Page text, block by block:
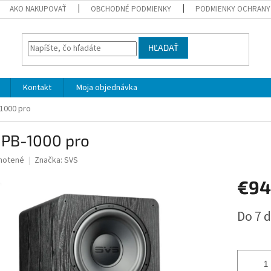
AKO NAKUPOVAŤ OBCHODNÉ PODMIENKY PODMIENKY OCHRANY
HĽADAŤ
Kontakt
Moja objednávka
pro
PB-1000 pro
Značka: SVS
cena:
Do 7